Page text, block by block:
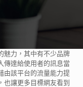
魅力，其中有不少品牌
傳達給使用者的訊息當
由該平台的流量能力提
也讓更多目標網友看到